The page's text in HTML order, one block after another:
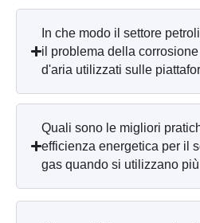
In che modo il settore
il problema della
d'aria utilizzati sulle
Quali sono le migliori
efficienza energetica per il
gas quando si utilizzano